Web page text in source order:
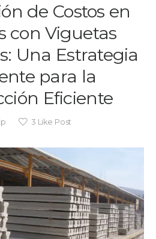
de Costos en
con Viguetas
Una Estrategia
para la
Eficiente
3 Like Post